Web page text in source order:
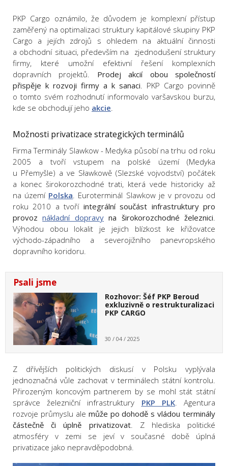
PKP Cargo oznámilo, že důvodem je komplexní přístup
zaměřený na optimalizaci struktury kapitálové skupiny PKP
Cargo a jejích zdrojů s ohledem na aktuální činnosti
a obchodní situaci, především na zjednodušení struktury
firmy, které umožní efektivní řešení komplexních
dopravních projektů. Prodej akcií obou společností
přispěje k rozvoji firmy a k sanaci. PKP Cargo povinně
o tomto svém rozhodnutí informovalo varšavskou burzu,
kde se obchodují jeho akcie.
Možnosti privatizace strategických terminálů
Firma Terminály Slawkow - Medyka působí na trhu od roku
2005 a tvoří vstupem na polské území (Medyka
u Přemyšle) a ve Sławkowě (Slezské vojvodství) počátek
a konec širokorozchodné trati, která vede historicky až
na území Polska. Euroterminál Slawkow je v provozu od
roku 2010 a tvoří integrální součást infrastruktury pro
provoznákladní dopravyna širokorozchodné železnici.
Výhodou obou lokalit je jejich blízkost ke křižovatce
východo-západního a severojižního panevropského
dopravního koridoru.
Psali jsme
Rozhovor: Šéf PKP Beroud
exkluzivně o restrukturalizaci
PKP CARGO
30 / 04 / 2025
Z dřívějších politických diskusí v Polsku vyplývala
jednoznačná vůle zachovat v terminálech státní kontrolu.
Přirozeným koncovým partnerem by se mohl stát státní
správce železniční infrastruktury PKP PLK. Agentura
rozvoje průmyslu ale může po dohodě s vládou terminály
částečně či úplně privatizovat. Z hlediska politické
atmosféry v zemi se jeví v současné době úplná
privatizace jako nepravděpodobná.